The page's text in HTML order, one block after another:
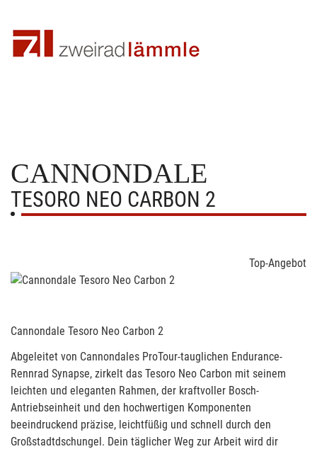
CANNONDALE
TESORO NEO CARBON 2
Top-Angebot
Cannondale Tesoro Neo Carbon 2
Abgeleitet von Cannondales ProTour-tauglichen Endurance-
Rennrad Synapse, zirkelt das Tesoro Neo Carbon mit seinem
leichten und eleganten Rahmen, der kraftvoller Bosch-
Antriebseinheit und den hochwertigen Komponenten
beeindruckend präzise, leichtfüßig und schnell durch den
Großstadtdschungel. Dein täglicher Weg zur Arbeit wird dir